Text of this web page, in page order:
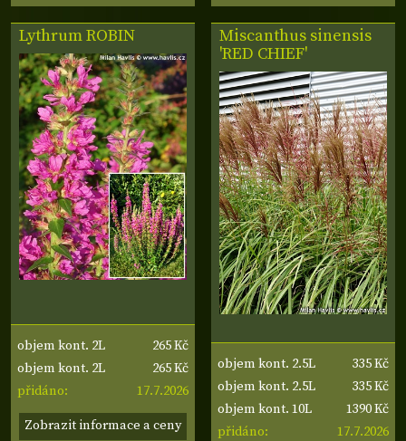
LythrumROBIN
objem kont. 2L
265 Kč
objem kont. 2L
265 Kč
přidáno:
17.7.2026
Zobrazit informace a ceny
Miscanthus sinensis
'RED CHIEF'
objem kont. 2.5L
335 Kč
objem kont. 2.5L
335 Kč
objem kont. 10L
1390 Kč
přidáno:
17.7.2026